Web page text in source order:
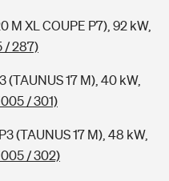
M XL COUPE P7), 92 kW,
/ 287)
(TAUNUS 17 M), 40 kW,
/ 301)
(TAUNUS 17 M), 48 kW,
/ 302)